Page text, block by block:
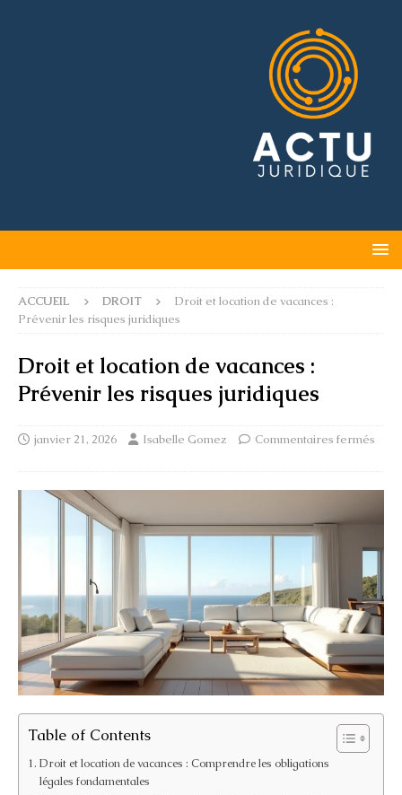
ACCUEIL DROIT
Droit et location de vacances :
Prévenir les risques juridiques
Droit et location de vacances :
Prévenir les risques juridiques
janvier 21, 2026 Isabelle Gomez Commentaires fermés
Table of Contents
Droit et location de vacances : Comprendre les obligations
légales fondamentales